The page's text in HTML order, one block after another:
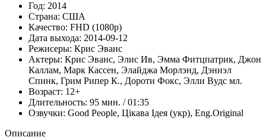
Год: 2014
Страна: США
Качество: FHD (1080p)
Дата выхода: 2014-09-12
Режисеры: Крис Эванс
Актеры: Крис Эванс, Элис Ив, Эмма Фитцпатрик, Джон
Каллам, Марк Кассен, Элайджа Морлэнд, Дэниэл
Спинк, Грим Рипер К., Дороти Фокс, Элли Вудс мл.
Возраст: 12+
Длительность: 95 мин. / 01:35
Озвучки: Good People, Цікава Ідея (укр), Eng.Original
Описание